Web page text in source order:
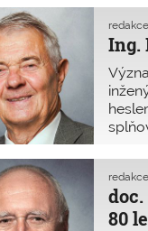
má
na
Ing.
redakce
80
redakce